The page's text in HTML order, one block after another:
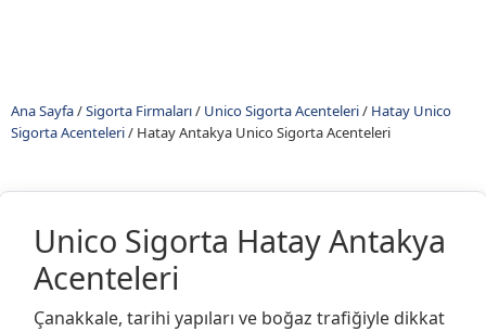
Ana Sayfa/Sigorta Firmaları/ Unico Sigorta Acenteleri/ Hatay Unico
Sigorta Acenteleri/ Hatay Antakya Unico Sigorta Acenteleri
Unico Sigorta Hatay Antakya
Acenteleri
Çanakkale, tarihi yapıları ve boğaz trafiğiyle dikkat